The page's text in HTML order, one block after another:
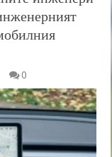
0